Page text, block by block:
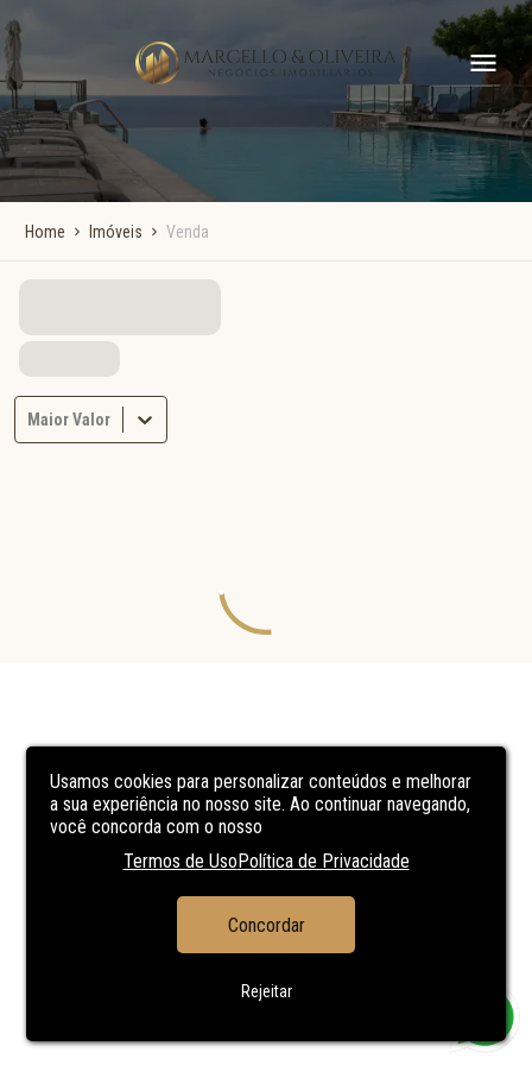
Usamos cookies para personalizar conteúdos e melhorar
a sua experiência no nosso site. Ao continuar navegando,
você concorda com o nosso
Termos de UsoPolítica de Privacidade
Concordar
Rejeitar
Home Imóveis Venda
Maior Valor